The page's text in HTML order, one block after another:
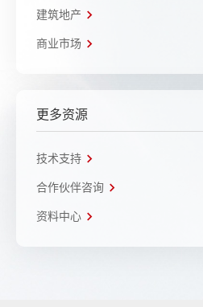
建筑地产
商业市场
更多资源
技术支持
合作伙伴咨询
资料中心